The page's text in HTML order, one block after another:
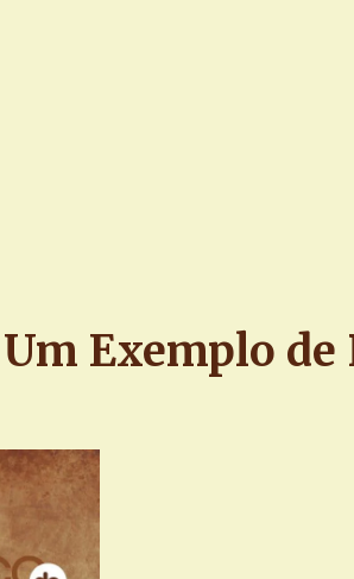
Exemplo